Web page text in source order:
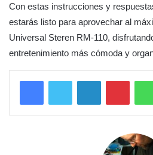
Con estas instrucciones y
estarás listo para aprovechar al
Universal Steren RM-110,
entretenimiento más cómoda y
LinkedIn